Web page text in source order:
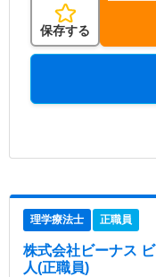
保存する
理学療法士 正職員
株式会社ビーナス
人(正職員)